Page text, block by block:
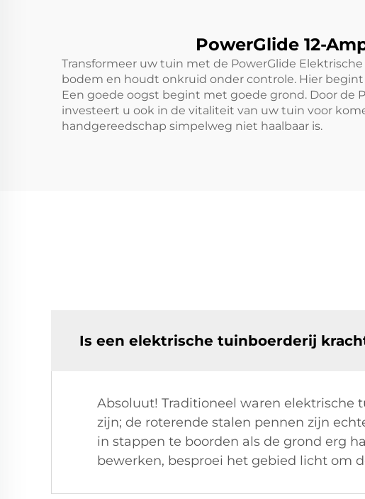
PowerGlide 12-
Transformeer uw tuin met de PowerGlide
bodem en houdt onkruid onder controle. Hier
Een goede oogst begint met goede grond. Door de
investeert u ook in de vitaliteit van uw tuin voor
handgereedschap simpelweg niet haalbaar is.
Is een elektrische tuinboerderij
Absoluut! Traditioneel waren elektrische
zijn; de roterende stalen pennen zijn
in stappen te boorden als de grond erg
bewerken, besproei het gebied licht om